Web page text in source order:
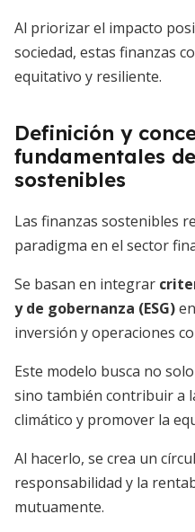
Al priorizar el impacto
sociedad, estas finanzas
equitativo y resiliente.
Definición y
fundamentales
sostenibles
Las finanzas sostenibles
paradigma en el sector
Se basan en integrar
y de gobernanza (ESG)
inversión y operaciones
Este modelo busca no solo
sino también contribuir a
climático y promover la
Al hacerlo, se crea un
responsabilidad y la
mutuamente.